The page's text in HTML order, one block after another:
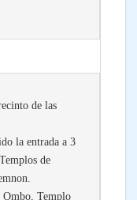
de las
la entrada a 3
de
Templo